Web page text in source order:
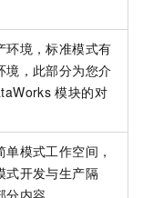
环境，标准模式有
境，此部分为您介
模块的对
模式工作空间，
式开发与生产隔